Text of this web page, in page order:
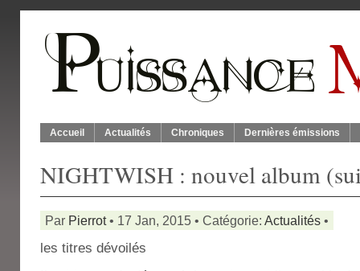
Accueil Actualités Chroniques Dernières émissions
NIGHTWISH : nouvel album
Par Pierrot• 17 Jan, 2015 • Catégorie: Actualités •
les titres dévoilés